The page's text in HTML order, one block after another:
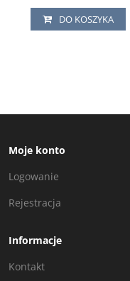
DO KOSZYKA
Moje konto
Logowanie
Rejestracja
Informacje
Kontakt